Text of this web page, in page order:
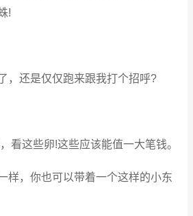
!
，还是仅仅跑来跟我打个招呼?
看这些卵!这些应该能值一大笔钱。
样，你也可以带着一个这样的小东